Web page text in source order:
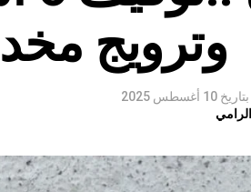
وترويج
بتاريخ 10 أغسطس 2025